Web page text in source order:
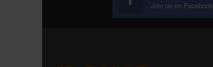
Join us on Facebook